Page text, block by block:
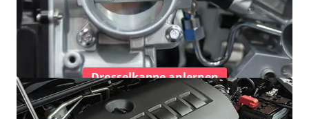
Drosselkappe anlernen